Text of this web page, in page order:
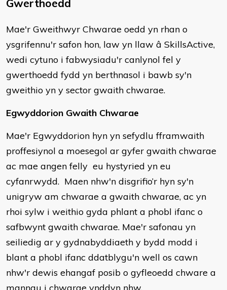
Gwerthoedd
​Mae'r Gweithwyr Chwarae oedd yn rhan o
ysgrifennu'r safon hon, law yn llaw â SkillsActive,
wedi cytuno i fabwysiadu'r canlynol fel y
gwerthoedd fydd yn berthnasol i bawb sy'n
gweithio yn y sector gwaith chwarae.
Egwyddorion Gwaith Chwarae
Mae'r Egwyddorion hyn yn sefydlu fframwaith
proffesiynol a moesegol ar gyfer gwaith chwarae
ac mae angen felly eu hystyried yn eu
cyfanrwydd. Maen nhw'n disgrifio’r hyn sy'n
unigryw am chwarae a gwaith chwarae, ac yn
rhoi sylw i weithio gyda phlant a phobl ifanc o
safbwynt gwaith chwarae. Mae'r safonau yn
seiliedig ar y gydnabyddiaeth y bydd modd i
blant a phobl ifanc ddatblygu'n well os cawn
nhw'r dewis ehangaf posib o gyfleoedd chware a